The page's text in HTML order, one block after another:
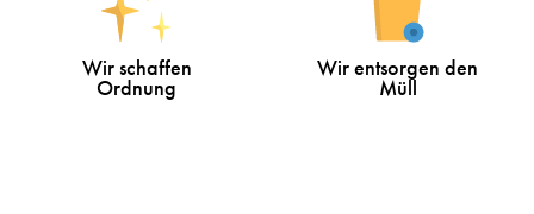
Wir schaffen
Ordnung
Wir entsorgen den
Müll